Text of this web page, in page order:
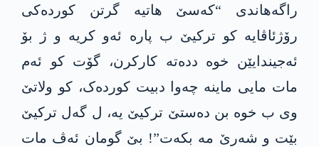
راگەهاندی “کەسێ هاتیە گرتن کوردەکی
رۆژئاڤایە کو ترکیێ ب پارە ئەو کریە و ژ بۆ
ئەجیندایێن خوە ددەتە کارکرن، گۆت کو ئەم
مات مایی ماینە چەوا دبیت کوردەک، کو ولاتێ
وی ب خوە بن دەستێ ترکیێ یە، ل گەل ترکیێ
بێت و شەرێ مە بکەت”! بێ گومان ئەڤ مات